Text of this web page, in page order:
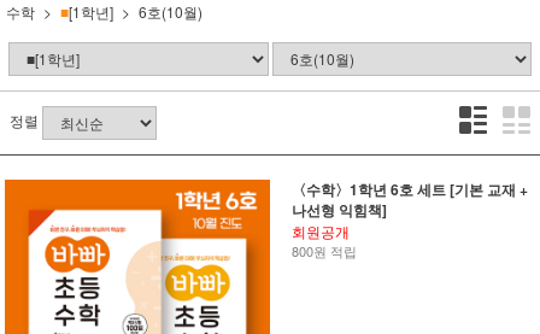
수학 ■[1학년] 6호(10월)
정렬
〈수학〉1학년 6호 세트 [기본 교재 +
나선형 익힘책]
회원공개
800원 적립